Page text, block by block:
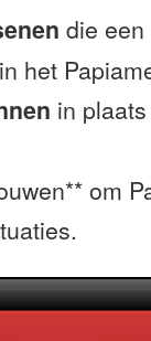
die
het
in
om